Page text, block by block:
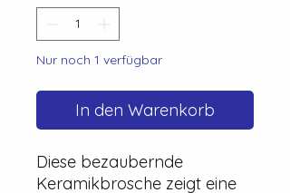
Nur noch 1 verfügbar
In den Warenkorb
Diese bezaubernde
Keramikbrosche zeigt eine